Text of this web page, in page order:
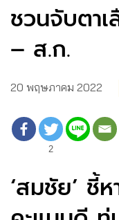
ชวนจับตา
– ส.ก.
20 พฤษภาคม 2022
2
‘สมชัย’ ชี้